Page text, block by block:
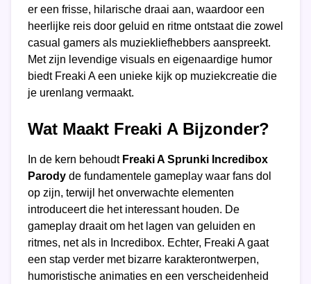
er een frisse, hilarische draai aan, waardoor een
heerlijke reis door geluid en ritme ontstaat die zowel
casual gamers als muziekliefhebbers aanspreekt.
Met zijn levendige visuals en eigenaardige humor
biedt Freaki A een unieke kijk op muziekcreatie die
je urenlang vermaakt.
Wat Maakt Freaki A Bijzonder?
In de kern behoudt Freaki A Sprunki Incredibox
Parody de fundamentele gameplay waar fans dol
op zijn, terwijl het onverwachte elementen
introduceert die het interessant houden. De
gameplay draait om het lagen van geluiden en
ritmes, net als in Incredibox. Echter, Freaki A gaat
een stap verder met bizarre karakterontwerpen,
humoristische animaties en een verscheidenheid